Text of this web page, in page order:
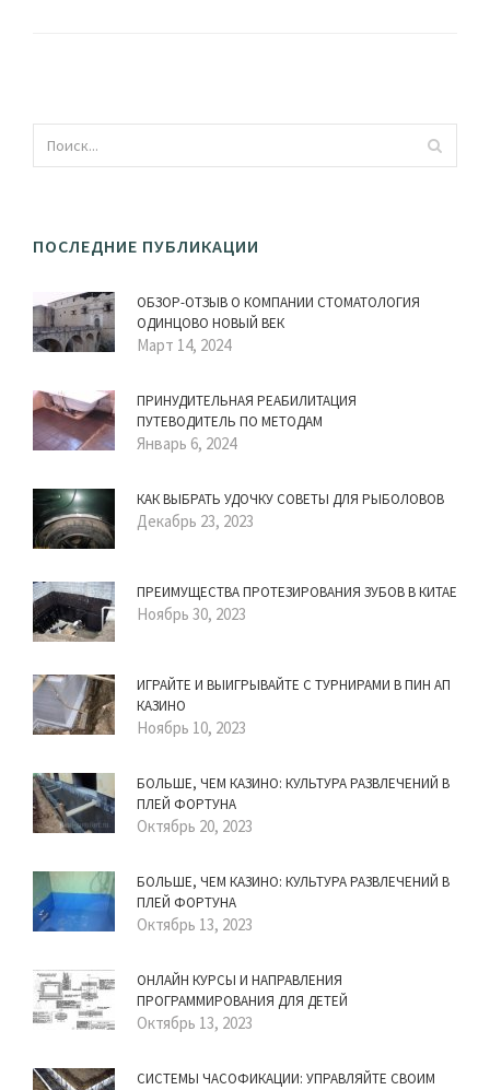
ПОСЛЕДНИЕ ПУБЛИКАЦИИ
ОБЗОР-ОТЗЫВ О КОМПАНИИ СТОМАТОЛОГИЯ
ОДИНЦОВО НОВЫЙ ВЕК
Март 14, 2024
ПРИНУДИТЕЛЬНАЯ РЕАБИЛИТАЦИЯ
ПУТЕВОДИТЕЛЬ ПО МЕТОДАМ
Январь 6, 2024
КАК ВЫБРАТЬ УДОЧКУ СОВЕТЫ ДЛЯ РЫБОЛОВОВ
Декабрь 23, 2023
ПРЕИМУЩЕСТВА ПРОТЕЗИРОВАНИЯ ЗУБОВ В КИТАЕ
Ноябрь 30, 2023
ИГРАЙТЕ И ВЫИГРЫВАЙТЕ С ТУРНИРАМИ В ПИН АП
КАЗИНО
Ноябрь 10, 2023
БОЛЬШЕ, ЧЕМ КАЗИНО: КУЛЬТУРА РАЗВЛЕЧЕНИЙ В
ПЛЕЙ ФОРТУНА
Октябрь 20, 2023
БОЛЬШЕ, ЧЕМ КАЗИНО: КУЛЬТУРА РАЗВЛЕЧЕНИЙ В
ПЛЕЙ ФОРТУНА
Октябрь 13, 2023
ОНЛАЙН КУРСЫ И НАПРАВЛЕНИЯ
ПРОГРАММИРОВАНИЯ ДЛЯ ДЕТЕЙ
Октябрь 13, 2023
СИСТЕМЫ ЧАСОФИКАЦИИ: УПРАВЛЯЙТЕ СВОИМ